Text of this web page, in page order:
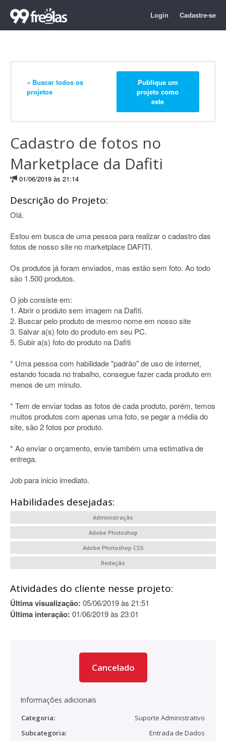
Login Cadastre-se
« Buscar todos os
projetos
Publique um
projeto como
este
Cadastro de fotos no
Marketplace da Dafiti
01/06/2019 às 21:14
Descrição do Projeto:
Olá.
Estou em busca de uma pessoa para realizar o cadastro das
fotos de nosso site no marketplace DAFITI.
Os produtos já foram enviados, mas estão sem foto. Ao todo
são 1.500 produtos.
O job consiste em:
1. Abrir o produto sem imagem na Dafiti.
2. Buscar pelo produto de mesmo nome em nosso site
3. Salvar a(s) foto do produto em seu PC.
5. Subir a(s) foto do produto na Dafiti
* Uma pessoa com habilidade "padrão" de uso de internet,
estando focada no trabalho, consegue fazer cada produto em
menos de um minuto.
* Tem de enviar todas as fotos de cada produto, porém, temos
muitos produtos com apenas uma foto, se pegar a média do
site, são 2 fotos por produto.
* Ao enviar o orçamento, envie também uma estimativa de
entrega.
Job para inicio imediato.
Habilidades desejadas:
Administração
Adobe Photoshop
Adobe Photoshop CS5
Redação
Atividades do cliente nesse projeto:
Última visualização: 05/06/2019 às 21:51
Última interação: 01/06/2019 às 23:01
Cancelado
Informações adicionais
Categoria:
Suporte Administrativo
Subcategoria:
Entrada de Dados